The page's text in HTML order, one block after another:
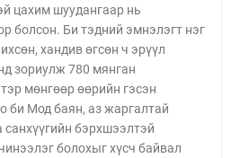
цахим шуудангаар нь
болсон. Би тэдний эмнэлэгт нэг
хандив өгсөн ч эрүүл
зориулж 780 мянган
мөнгөөр өөрийн гэсэн
би Мод баян, аз жаргалтай
бэрхшээлтэй
болохыг хүсч байвал